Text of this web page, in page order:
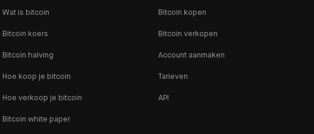
Wat is bitcoin
Bitcoin koers
Bitcoin halving
Hoe koop je bitcoin
Hoe verkoop je bitcoin
Bitcoin white paper
Bitcoin kopen
Bitcoin verkopen
Account aanmaken
Tarieven
API